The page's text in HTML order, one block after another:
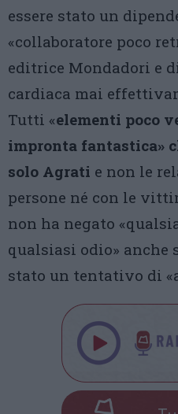
essere stato un
«collaboratore poco
editrice Mondadori e
cardiaca mai
Tutti «elementi poco
impronta fantastica»
solo Agrati e non le
persone né con le
non ha negato
qualsiasi odio» anche
stato un tentativo di